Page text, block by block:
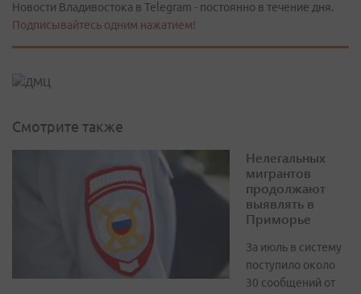
Новости Владивостока в Telegram - постоянно в течение дня.
Подписывайтесь одним нажатием!
Смотрите также
Нелегальных
мигрантов
продолжают
выявлять в
Приморье
За июль в систему
поступило около
30 сообщений от